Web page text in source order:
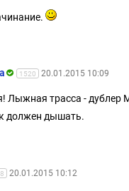
1520 20.01.2015 10:09
Лыжная трасса - дублер
должен дышать.
20.01.2015 10:12